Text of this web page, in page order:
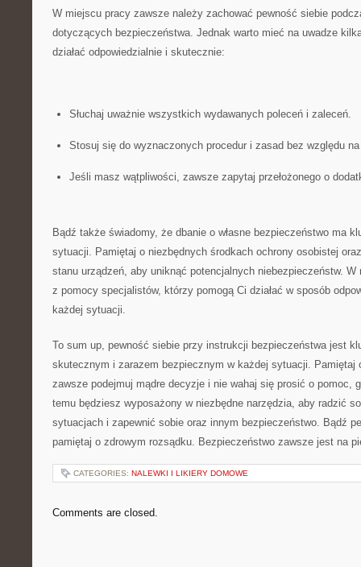
W miejscu pracy zawsze należy zachować pewność⁤ siebie
dotyczących bezpieczeństwa. Jednak warto mieć na uwadze
działać odpowiedzialnie i skutecznie:
Słuchaj uważnie wszystkich wydawanych poleceń i zaleceń.
Stosuj się do wyznaczonych procedur ‌i zasad bez⁤ względu
Jeśli masz wątpliwości, zawsze zapytaj⁣ przełożonego ⁣o
Bądź także świadomy, że dbanie o własne bezpieczeństwo ma⁣
sytuacji. Pamiętaj‌ o niezbędnych środkach‌ ochrony osobistej
stanu urządzeń, aby uniknąć potencjalnych ​niebezpieczeństw.
z pomocy specjalistów, którzy pomogą​ Ci działać w sposób
każdej sytuacji.
To sum up, pewność siebie przy instrukcji bezpieczeństwa jest
skutecznym ⁤i zarazem bezpiecznym w każdej sytuacji. Pamiętaj
zawsze‌ podejmuj ‌mądre decyzje i⁤ nie wahaj się prosić o​ pomoc,
⁤temu będziesz​ wyposażony w niezbędne⁣ narzędzia, aby radzić
sytuacjach i zapewnić sobie oraz innym bezpieczeństwo. Bądź
pamiętaj o zdrowym rozsądku. Bezpieczeństwo zawsze jest​ na
CATEGORIES: NALEWKI I LIKIERY DOMOWE
Comments are closed.